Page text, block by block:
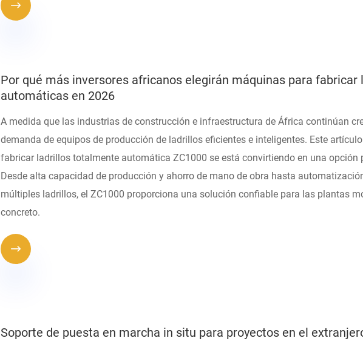

Por qué más inversores africanos elegirán máquinas para
automáticas en 2026
A medida que las industrias de construcción e infraestructura de África continúan
demanda de equipos de producción de ladrillos eficientes e inteligentes. Este
fabricar ladrillos totalmente automática ZC1000 se está convirtiendo en una opción
Desde alta capacidad de producción y ahorro de mano de obra hasta
múltiples ladrillos, el ZC1000 proporciona una solución confiable para las plantas
concreto.

Soporte de puesta en marcha in situ para proyectos en el